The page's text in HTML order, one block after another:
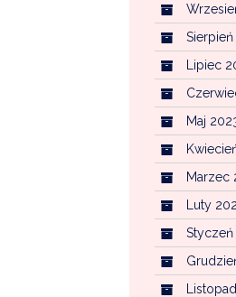
Lipiec
Maj
Marzec
Luty
Styczeń